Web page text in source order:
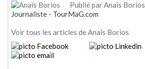
Publié par Anaïs Borios
Journaliste - TourMaG.com
Voir tous les articles de Anaïs Borios